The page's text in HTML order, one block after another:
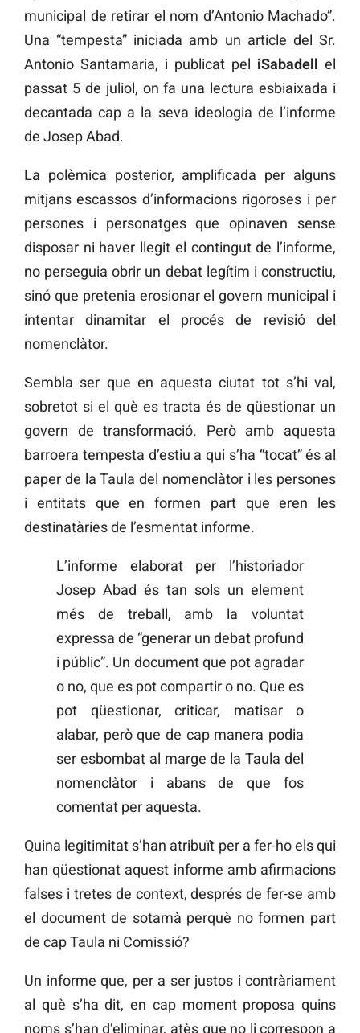
municipal de retirar el nom d’Antonio Machado”.
Una “tempesta” iniciada amb un article del Sr.
Antonio Santamaria, i publicat pel iSabadell el
passat 5 de juliol, on fa una lectura esbiaixada i
decantada cap a la seva ideologia de l’informe
de Josep Abad.
La polèmica posterior, amplificada per alguns
mitjans escassos d’informacions rigoroses i per
persones i personatges que opinaven sense
disposar ni haver llegit el contingut de l’informe,
no perseguia obrir un debat legítim i constructiu,
sinó que pretenia erosionar el govern municipal i
intentar dinamitar el procés de revisió del
nomenclàtor.
Sembla ser que en aquesta ciutat tot s’hi val,
sobretot si el què es tracta és de qüestionar un
govern de transformació. Però amb aquesta
barroera tempesta d’estiu a qui s’ha “tocat” és al
paper de la Taula del nomenclàtor i les persones
i entitats que en formen part que eren les
destinatàries de l’esmentat informe.
L’informe elaborat per l’historiador
Josep Abad és tan sols un element
més de treball, amb la voluntat
expressa de “generar un debat profund
i públic”. Un document que pot agradar
o no, que es pot compartir o no. Que es
pot qüestionar, criticar, matisar o
alabar, però que de cap manera podia
ser esbombat al marge de la Taula del
nomenclàtor i abans de que fos
comentat per aquesta.
Quina legitimitat s’han atribuït per a fer-ho els qui
han qüestionat aquest informe amb afirmacions
falses i tretes de context, després de fer-se amb
el document de sotamà perquè no formen part
de cap Taula ni Comissió?
Un informe que, per a ser justos i contràriament
al què s’ha dit, en cap moment proposa quins
noms s’han d’eliminar, atès que no li correspon a